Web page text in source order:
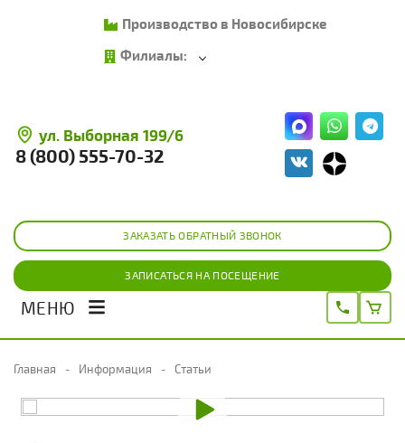
Производство в Новосибирске
Филиалы:
ул. Выборная 199/6
8 (800) 555-70-32
ЗАКАЗАТЬ ОБРАТНЫЙ ЗВОНОК
ЗАПИСАТЬСЯ НА ПОСЕЩЕНИЕ
МЕНЮ
Главная Информация Статьи